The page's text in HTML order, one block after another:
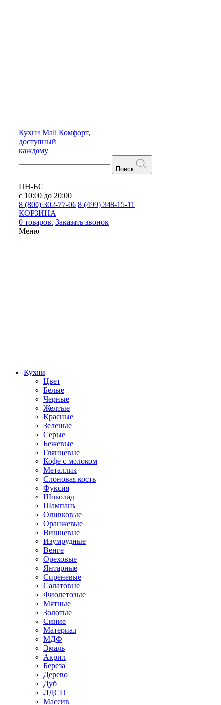
Кухни Mall Комфорт,
доступный
каждому
Поиск
ПН-ВС
с 10:00 до 20:00
8 (800) 302-77-06 8 (499) 348-15-11
КОРЗИНА
0 товаров. Заказать звонок
Меню
Кухни
Цвет
Белые
Черные
Желтые
Красные
Зеленые
Серые
Бежевые
Глянцевые
Кофе с молоком
Металлик
Слоновая кость
Фуксия
Шоколад
Шампань
Оливковые
Оранжевые
Вишневые
Изумрудные
Венге
Ореховые
Янтарные
Сиреневые
Салатовые
Фиолетовые
Мятные
Золотые
Синие
Материал
МДФ
Эмаль
Акрил
Береза
Дерево
Дуб
ЛДСП
Массив